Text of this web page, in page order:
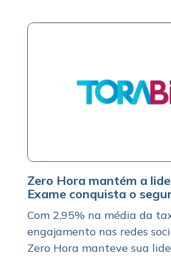
Zero Hora mantém a
Exame conquista o
Com 2,95% na média da
engajamento nas redes
Zero Hora manteve sua